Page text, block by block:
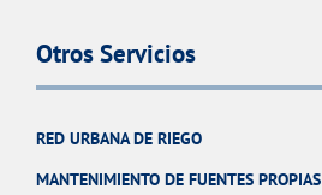
Otros Servicios
RED URBANA DE RIEGO
MANTENIMIENTO DE FUENTES PROPIAS